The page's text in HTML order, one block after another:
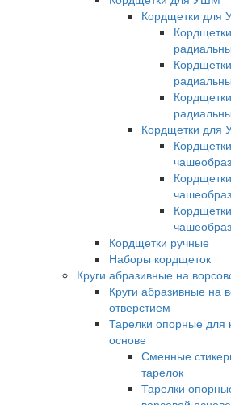
Кордщетки
Кордщетки
Кордщетки ручные
Наборы кордщеток
Круги абразивные на
Круги абразивные на
отверстием
Тарелки опорные для
основе
Сменные
тарелок
Тарелки